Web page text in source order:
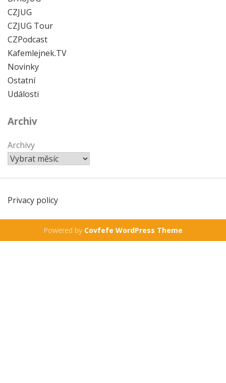
CZJUG
CZJUG Tour
CZPodcast
Kafemlejnek.TV
Novinky
Ostatní
Události
Archiv
Archivy
Privacy policy
Powered by Covfefe WordPress Theme